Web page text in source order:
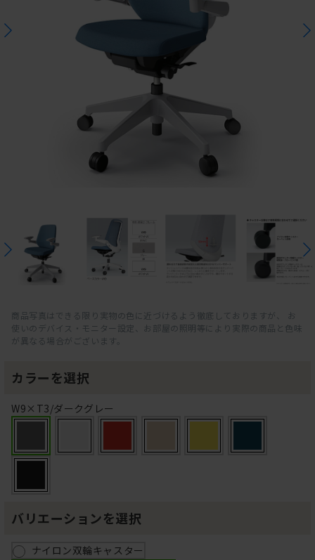
商品写真はできる限り実物の色に近づけるよう徹底しておりますが、 お
使いのデバイス・モニター設定、お部屋の照明等により実際の商品と色味
が異なる場合がございます。
カラーを選択
W9×T3/ダークグレー
バリエーションを選択
ナイロン双輪キャスター